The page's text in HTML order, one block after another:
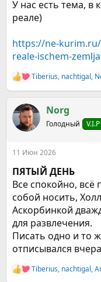
У нас есть тема, в
реале)
https://ne-
reale-ischem-
Р
е
к
ц
и
Tiberius, nachtigal,
Norg
Голодный V.I.P
11 Июн 2026
ПЯТЫЙ ДЕНЬ
Все спокойно, всё
собой носить,
Аскорбинкой
для развлечения.
Писать одно и то
отписывался
Р
Tiberius, nachtigal,